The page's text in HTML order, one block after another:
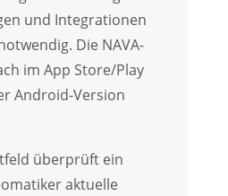
und Integrationen
Die NAVA-
im App Store/Play
Android-Version
überprüft ein
aktuelle